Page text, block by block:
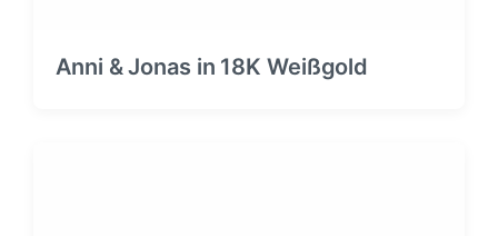
Anni & Jonas in 18K Weißgold